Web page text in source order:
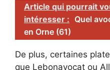
Article qui pourrait
intéresser : Quel
en Orne (61)
De plus, certaines
que Lebonavocat ou